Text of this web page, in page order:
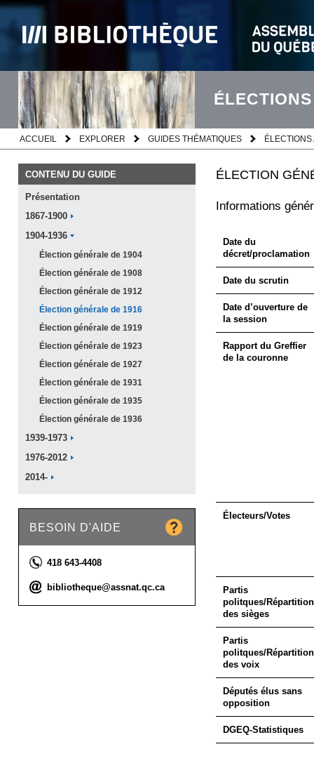
ACCUEIL EXPLORER GUIDES THÉMATIQUES
CONTENU DU GUIDE
Présentation
1867-1900
1904-1936
Élection générale de 1904
Élection générale de 1908
Élection générale de 1912
Élection générale de 1916
Élection générale de 1919
Élection générale de 1923
Élection générale de 1927
Élection générale de 1931
Élection générale de 1935
Élection générale de 1936
1939-1973
1976-2012
2014-
BESOIN D'AIDE
Téléphone :
418 643-4408
Courriel :
bibliotheque@assnat.qc.ca
ÉLECTION
Informations
Date du
décret/proclamation
Date du scrutin
Date d’ouverture de
la session
Rapport du Greffier
de la couronne
Électeurs/Votes
Partis
politques/Répartition
des sièges
Partis
politques/Répartition
des voix
Députés élus sans
opposition
DGEQ-Statistiques